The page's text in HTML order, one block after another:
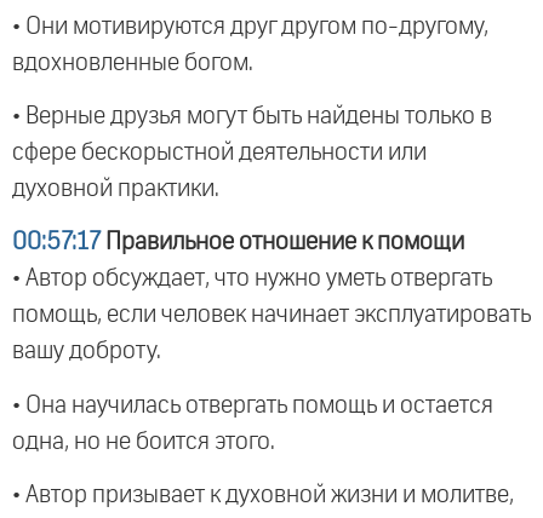
• Они мотивируются друг другом по-другому,
вдохновленные богом.
• Верные друзья могут быть найдены только в
сфере бескорыстной деятельности или
духовной практики.
00:57:17 Правильное отношение к помощи
• Автор обсуждает, что нужно уметь отвергать
помощь, если человек начинает эксплуатировать
вашу доброту.
• Она научилась отвергать помощь и остается
одна, но не боится этого.
• Автор призывает к духовной жизни и молитве,